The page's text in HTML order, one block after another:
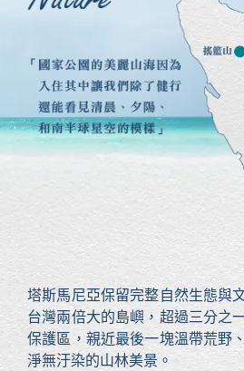
塔斯馬尼亞保留完整自然生態與
台灣兩倍大的島嶼，超過三分之
保護區，親近最後一塊溫帶荒野
淨無汙染的山林美景。